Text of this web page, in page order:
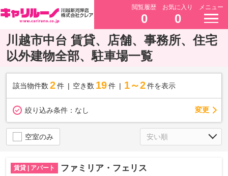
閲覧履歴
0
お気に入り
0
メニュー
川越市中台 賃貸、店舗、事務所、住宅
以外建物全部、駐車場一覧
該当物件数 2件 空き数 19 件 1～2 件を表示
絞り込み条件： なし 変更
空室のみ
賃貸 | アパート ファミリア・フェリス